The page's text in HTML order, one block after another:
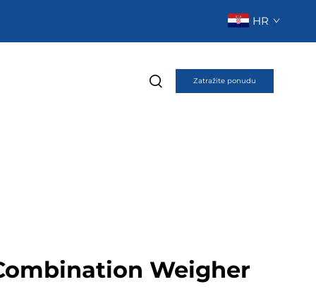
HR
Zatražite ponudu
Weigher